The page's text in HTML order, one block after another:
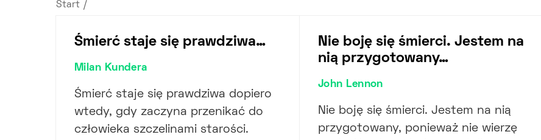
Start /
Śmierć staje się prawdziwa…
Milan Kundera
Śmierć staje się prawdziwa dopiero
wtedy, gdy zaczyna przenikać do
człowieka szczelinami starości.
Nie boję się śmierci. Jestem na
nią przygotowany…
John Lennon
Nie boję się śmierci. Jestem na nią
przygotowany, ponieważ nie wierzę